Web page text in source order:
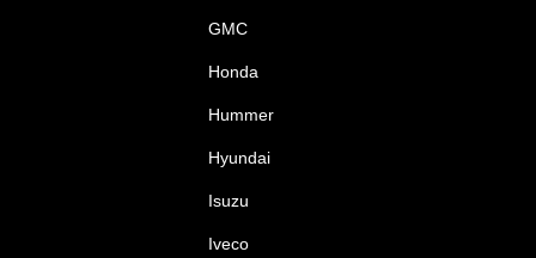
GMC
Honda
Hummer
Hyundai
Isuzu
Iveco